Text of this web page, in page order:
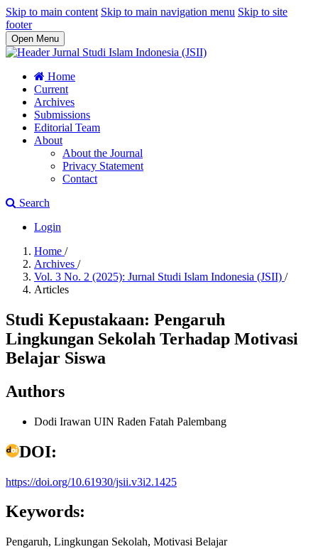
Skip to main content Skip to main navigation menu Skip to site
footer
Open Menu
Home
Current
Archives
Submissions
Editorial Team
About
About the Journal
Privacy Statement
Contact
Search
Login
Home /
Archives /
Vol. 3 No. 2 (2025): Jurnal Studi Islam Indonesia (JSII) /
Articles
Studi Kepustakaan: Pengaruh
Lingkungan Sekolah Terhadap Motivasi
Belajar Siswa
Authors
Dodi Irawan UIN Raden Fatah Palembang
DOI:
https://doi.org/10.61930/jsii.v3i2.1425
Keywords:
Pengaruh, Lingkungan Sekolah, Motivasi Belajar